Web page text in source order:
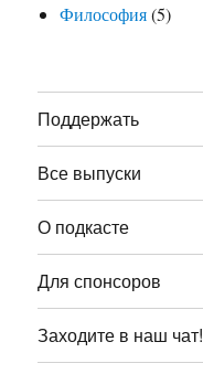
Философия(5)
Поддержать
Все выпуски
О подкасте
Для спонсоров
Заходите в наш чат!